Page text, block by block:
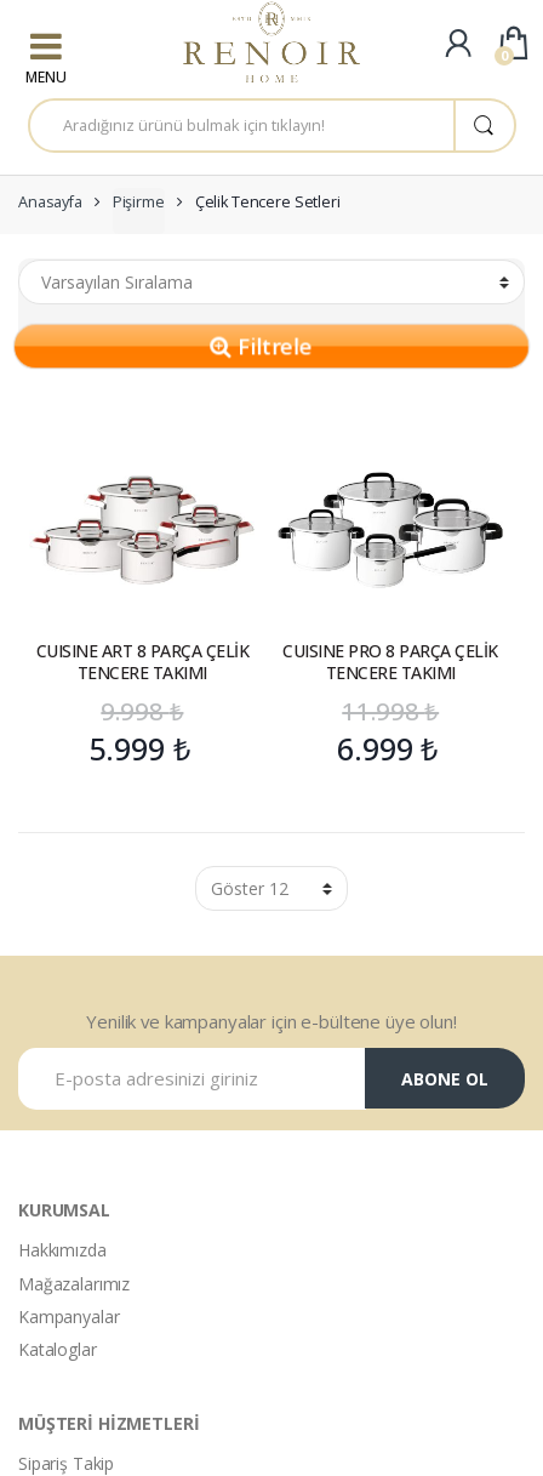
A
r
a
a
:
Anasayfa Pişirme Çelik Tencere Setleri
Filtrele
CUISINE ART 8 PARÇA ÇELİK
TENCERE TAKIMI
9.998₺
5.999 ₺
CUISINE PRO 8 PARÇA ÇELİK
TENCERE TAKIMI
11.998₺
6.999₺
Yenilik ve kampanyalar için e-bültene üye olun!
ABONE OL
KURUMSAL
Hakkımızda
Mağazalarımız
Kampanyalar
Kataloglar
MÜŞTERİ HİZMETLERİ
Sipariş Takip
0